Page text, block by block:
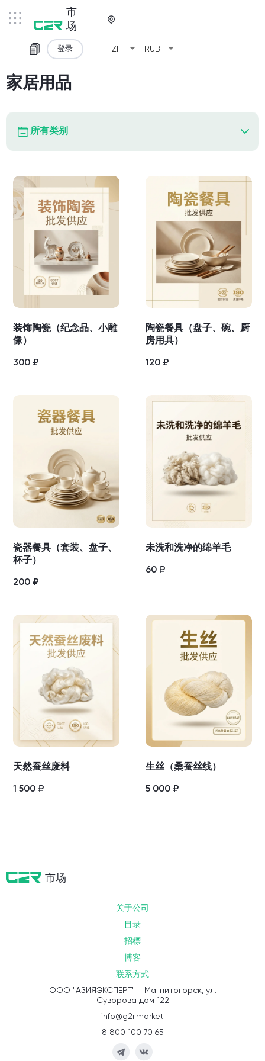
市
场
ZH arrow_drop_down RUB arrow_drop_down
登录
家居用品
所有类别
装饰陶瓷（纪念品、小雕
像）
300 ₽
陶瓷餐具（盘子、碗、厨
房用具）
120 ₽
瓷器餐具（套装、盘子、
杯子）
200 ₽
未洗和洗净的绵羊毛
60 ₽
天然蚕丝废料
1 500 ₽
生丝（桑蚕丝线）
5 000 ₽
市场
关于公司
目录
招標
博客
联系方式
ООО "АЗИЯЭКСПЕРТ" г. Магнитогорск, ул.
Суворова дом 122
info@g2r.market
8 800 100 70 65